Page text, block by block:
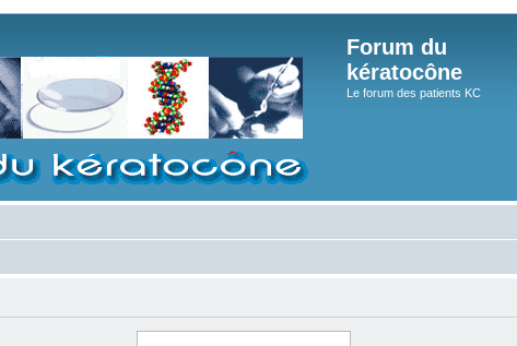
Forum du
kératocône
Le forum des patients KC